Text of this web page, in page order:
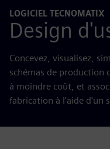
LOGICIEL TECNOMATIX
Design
Concevez, visualisez,
schémas de production
à moindre coût, et
fabrication à l'aide d'un